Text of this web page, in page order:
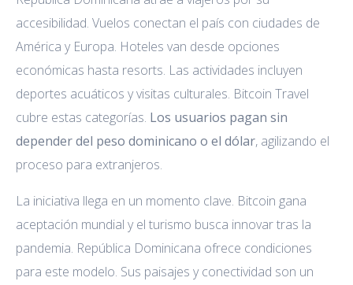
accesibilidad. Vuelos conectan el país con ciudades de
América y Europa. Hoteles van desde opciones
económicas hasta resorts. Las actividades incluyen
deportes acuáticos y visitas culturales. Bitcoin Travel
cubre estas categorías. Los usuarios pagan sin
depender del peso dominicano o el dólar, agilizando el
proceso para extranjeros.
La iniciativa llega en un momento clave. Bitcoin gana
aceptación mundial y el turismo busca innovar tras la
pandemia. República Dominicana ofrece condiciones
para este modelo. Sus paisajes y conectividad son un